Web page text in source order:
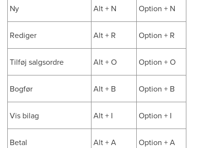
Ny Alt + N Option + N
Rediger Alt + R Option + R
Tilføj salgsordre Alt + O Option + O
Bogfør Alt + B Option + B
Vis bilag Alt + I Option + I
Betal Alt + A Option + A